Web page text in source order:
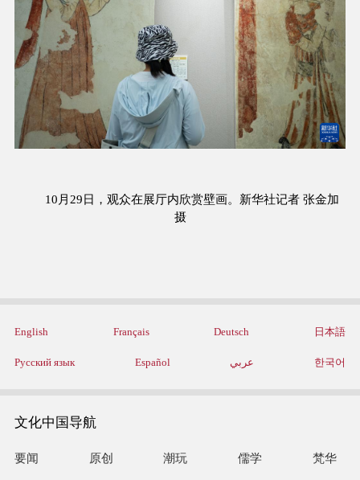
10月29日，观众在展厅内欣赏壁画。新华社记者 张金加
摄
English Français Deutsch 日本語
Русский язык Español عربي 한국어
文化中国导航
要闻 原创 潮玩 儒学 梵华